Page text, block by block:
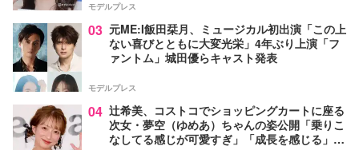
モデルプレス
03 元ME:I飯田栞月、ミュージカル初出演「この上
ない喜びとともに大変光栄」4年ぶり上演「フ
ァントム」城田優らキャスト発表
モデルプレス
04 辻希美、コストコでショッピングカートに座る
次女・夢空（ゆめあ）ちゃんの姿公開「乗りこ
なしてる感じが可愛すぎ」「成長を感じる」の